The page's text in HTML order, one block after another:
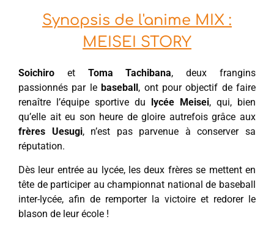
Synopsis de l'anime MIX :
MEISEI STORY
Soichiro et Toma Tachibana, deux frangins
passionnés par lebaseball, ont pour objectif de faire
renaître l’équipe sportive du lycée Meisei, qui, bien
qu’elle ait eu son heure de gloire autrefois grâce aux
frères Uesugi, n’est pas parvenue à conserver sa
réputation.
Dès leur entrée au lycée, les deux frères se mettent en
tête de participer au championnat national de baseball
inter-lycée, afin de remporter la victoire et redorer le
blason de leur école !